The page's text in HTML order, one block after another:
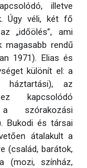
illetve
Úgy véli, két fő
„időölés”, ami
magasabb rendű
1971). Elias és
különít el: a
háztartási), az
kapcsolódó
szórakozási
Bukodi és társai
átalakult a
(család, barátok,
(mozi, színház,